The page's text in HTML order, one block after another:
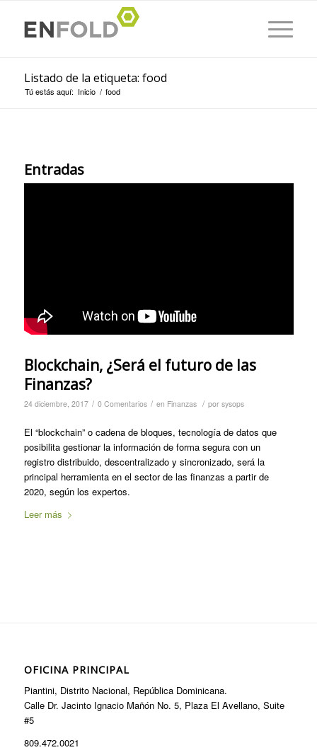
Listado de la etiqueta: food
Tú estás aquí: Inicio / food
Entradas
Blockchain, ¿Será el futuro de las
Finanzas?
24 diciembre, 2017 / 0 Comentarios / en Finanzas / por sysops
El “blockchain” o cadena de bloques, tecnología de datos que
posibilita gestionar la información de forma segura con un
registro distribuido, descentralizado y sincronizado, será la
principal herramienta en el sector de las finanzas a partir de
2020, según los expertos.
Leer más
OFICINA PRINCIPAL
Piantini, Distrito Nacional, República Dominicana.
Calle Dr. Jacinto Ignacio Mañón No. 5, Plaza El Avellano, Suite
#5
809.472.0021